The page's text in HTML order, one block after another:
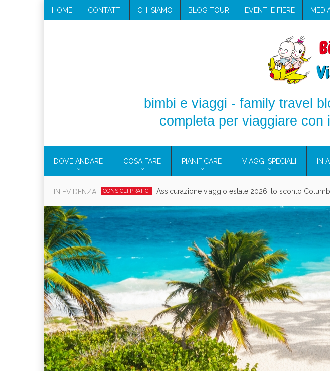
HOME CONTATTI CHI SIAMO BLOG TOUR EVENTI E FIERE
bimbi e viaggi - family travel
completa per viaggiare con
DOVE ANDARE COSA FARE PIANIFICARE VIAGGI SPECIALI IN
IN EVIDENZA CONSIGLI PRATICI Cosmetici solidi in viaggio: i prodotti che hanno
CAMPANIA Villaggio per famiglie in
CAMPEGGIO Vacanze in
CONSIGLI PRATICI